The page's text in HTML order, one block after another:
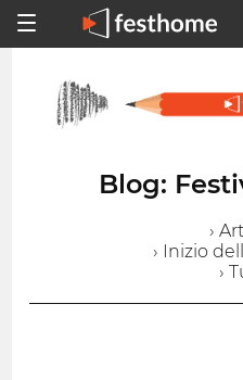
Blog:
›
› Inizio
›